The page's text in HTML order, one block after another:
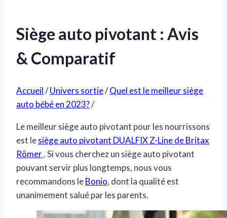
Siège auto pivotant : Avis
& Comparatif
Accueil/Univers sortie/Quel est le meilleur siège
auto bébé en 2023?/
Le meilleur siège auto pivotant pour les nourrissons
est lesiège auto pivotant DUALFIX Z-Line de Britax
Römer. Si vous cherchez un siège auto pivotant
pouvant servir plus longtemps, nous vous
recommandons leBonio, dont la qualité est
unanimement salué par les parents.